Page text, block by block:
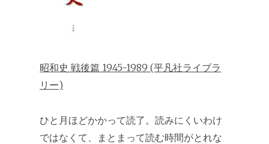
昭和史 戦後篇 1945-1989 (平凡社ライブラ
リー)
ひと月ほどかかって読了。読みにくいわけ
ではなくて、まとまって読む時間がとれな